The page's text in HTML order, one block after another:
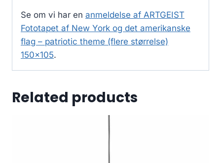
Se om vi har en anmeldelse af ARTGEIST
Fototapet af New York og det amerikanske
flag – patriotic theme (flere størrelse)
150×105.
Related products